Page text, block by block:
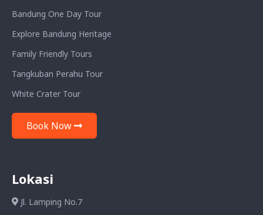
Bandung One Day Tour
Explore Bandung Heritage
Family Friendly Tours
Tangkuban Perahu Tour
White Crater Tour
Book Now
Lokasi
Jl. Lamping No.7